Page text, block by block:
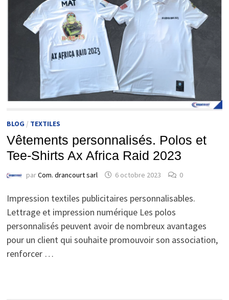
BLOG / TEXTILES
Vêtements personnalisés. Polos et
Tee-Shirts Ax Africa Raid 2023
parCom. drancourt sarl 6 octobre 2023 0
Impression textiles publicitaires personnalisables.
Lettrage et impression numérique Les polos
personnalisés peuvent avoir de nombreux avantages
pour un client qui souhaite promouvoir son association,
renforcer …